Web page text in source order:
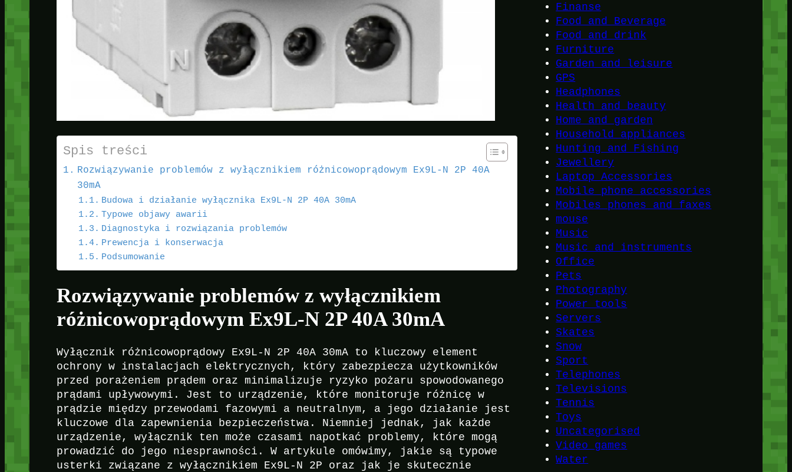
Spis treści
Rozwiązywanie problemów z wyłącznikiem różnicowoprądowym Ex9L-N 2P 40A
30mA
Budowa i działanie wyłącznika Ex9L-N 2P 40A 30mA
Typowe objawy awarii
Diagnostyka i rozwiązania problemów
Prewencja i konserwacja
Podsumowanie
Rozwiązywanie problemów z wyłącznikiem
różnicowoprądowym Ex9L-N 2P 40A 30mA
Wyłącznik różnicowoprądowy Ex9L-N 2P 40A 30mA to kluczowy element
ochrony w instalacjach elektrycznych, który zabezpiecza użytkowników
przed porażeniem prądem oraz minimalizuje ryzyko pożaru spowodowanego
prądami upływowymi. Jest to urządzenie, które monitoruje różnicę w
prądzie między przewodami fazowymi a neutralnym, a jego działanie jest
kluczowe dla zapewnienia bezpieczeństwa. Niemniej jednak, jak każde
urządzenie, wyłącznik ten może czasami napotkać problemy, które mogą
prowadzić do jego niesprawności. W artykule omówimy, jakie są typowe
usterki związane z wyłącznikiem Ex9L-N 2P oraz jak je skutecznie
Finanse
Food and Beverage
Food and drink
Furniture
Garden and leisure
GPS
Headphones
Health and beauty
Home and garden
Household appliances
Hunting and Fishing
Jewellery
Laptop Accessories
Mobile phone accessories
Mobiles phones and faxes
mouse
Music
Music and instruments
Office
Pets
Photography
Power tools
Servers
Skates
Snow
Sport
Telephones
Televisions
Tennis
Toys
Uncategorised
Video games
Water